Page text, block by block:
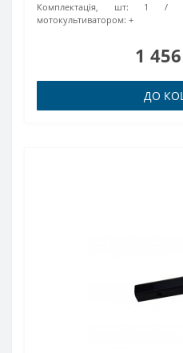
Комплектація, шт: 1
мотокультиватором: +
1
ДО